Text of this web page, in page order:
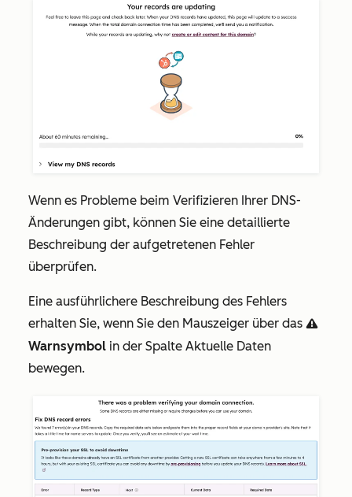
Wenn es Probleme beim Verifizieren Ihrer DNS-
Änderungen gibt, können Sie eine detaillierte
Beschreibung der aufgetretenen Fehler
überprüfen.
Eine ausführlichere Beschreibung des Fehlers
erhalten Sie, wenn Sie den Mauszeiger über das warning
Warnsymbol in der Spalte Aktuelle Daten
bewegen.